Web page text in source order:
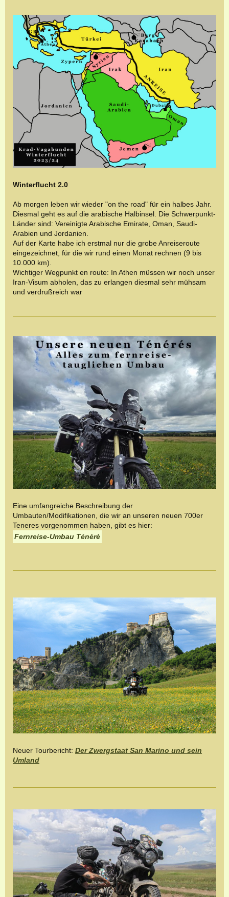
Winterflucht 2.0
Ab morgen leben wir wieder "on the road" für ein halbes Jahr.
Diesmal geht es auf die arabische Halbinsel. Die Schwerpunkt-
Länder sind: Vereinigte Arabische Emirate, Oman, Saudi-
Arabien und Jordanien.
Auf der Karte habe ich erstmal nur die grobe Anreiseroute
eingezeichnet, für die wir rund einen Monat rechnen (9 bis
10.000 km).
Wichtiger Wegpunkt en route: In Athen müssen wir noch unser
Iran-Visum abholen, das zu erlangen diesmal sehr mühsam
und verdrußreich war
Eine umfangreiche Beschreibung der
Umbauten/Modifikationen, die wir an unseren neuen 700er
Teneres vorgenommen haben, gibt es hier:
Fernreise-Umbau Ténèrè
Neuer Tourbericht: Der Zwergstaat San Marino und sein
Umland